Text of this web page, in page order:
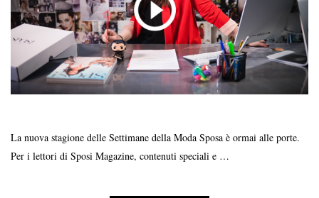
La nuova stagione delle Settimane della Moda Sposa è ormai alle porte.
Per i lettori di Sposi Magazine, contenuti speciali e …